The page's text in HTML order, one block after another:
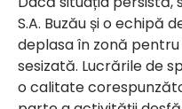
S.A. Buzău și o echipă
deplasa în zonă
sesizată. Lucrările de
o calitate